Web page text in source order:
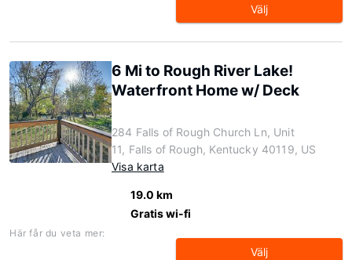
Välj
6 Mi to Rough River Lake!
Waterfront Home w/ Deck
284 Falls of Rough Church Ln, Unit
11, Falls of Rough, Kentucky 40119, US
Visa karta
19.0 km
Gratis wi-fi
Här får du veta mer:
Välj